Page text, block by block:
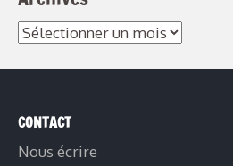
Archives
CONTACT
Nous écrire